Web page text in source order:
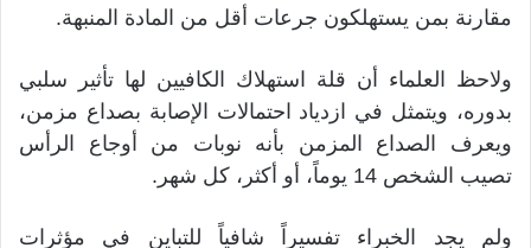
مقارنة بمن يستهلكون جرعات أقل من المادة المنبهة.
ولاحظ العلماء أن قلة استهلاك الكافيين لها تأثير سلبي
بدوره، ويتمثل في ازدياد احتمالات الإصابة بصداع مزمن،
ويعرف الصداع المزمن بأنه نوبات من أوجاع الرأس
تصيب الشخص 14 يوماً، أو أكثر، كل شهر.
ولم يجد الخبراء تفسيراً شافياً للتباين في مؤثرات